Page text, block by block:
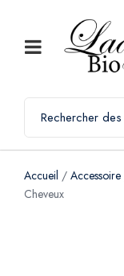
Accueil / Accessoire
Cheveux